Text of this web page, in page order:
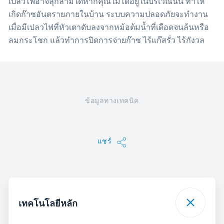
เกิดก๊าซอันตรายภายในบ้าน ระบบความปลอดภัยจะทำงาน
เมื่อมีเปลวไฟที่หัวเตาดับลงจากหม้อต้มน้ำที่เดือดจนล้นหรือ
ลมกระโชก แล้วทำการปิดการจ่ายก๊าซ ไร้แก๊สรั่ว ไร้กังวล
ข้อมูลทางเทคนิค
แชร์
เทคโนโลยีหลัก